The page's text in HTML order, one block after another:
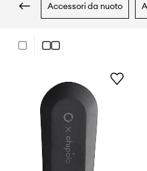
accessori da nuoto